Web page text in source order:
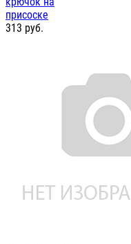
присоске
313 руб.